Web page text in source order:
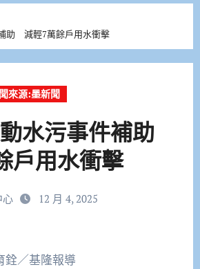
助 減輕7萬餘戶用水衝擊
來源:墨新聞
水污事件補助
戶用水衝擊
心 12 月 4, 2025
銓／基隆報導